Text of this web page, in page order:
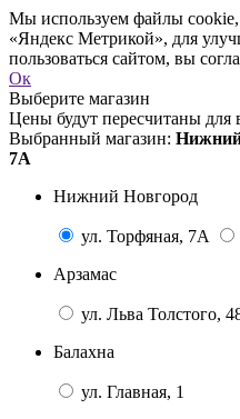
Мы используем файлы
«Яндекс Метрикой», для
пользоваться сайтом, вы
Ок
Выберите магазин
Цены будут пересчитаны для
Выбранный магазин: Нижний
7А
Нижний Новгород
ул. Торфяная, 7А
Арзамас
ул. Льва Толстого,
Балахна
ул. Главная, 1